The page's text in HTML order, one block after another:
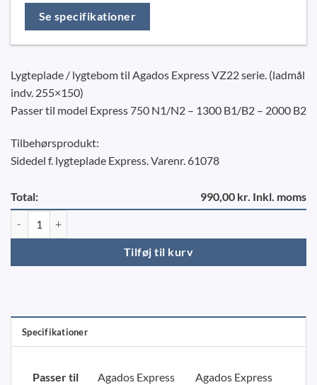
Se specifikationer
Lygteplade / lygtebom til Agados Express VZ22 serie. (ladmål
indv. 255×150)
Passer til model Express 750 N1/N2 – 1300 B1/B2 – 2000 B2
Tilbehørsprodukt:
Sidedel f. lygteplade Express. Varenr. 61078
Total: 990,00 kr. Inkl. moms
Tilføj til kurv
Specifikationer
Passer til
Agados Express
Agados Express